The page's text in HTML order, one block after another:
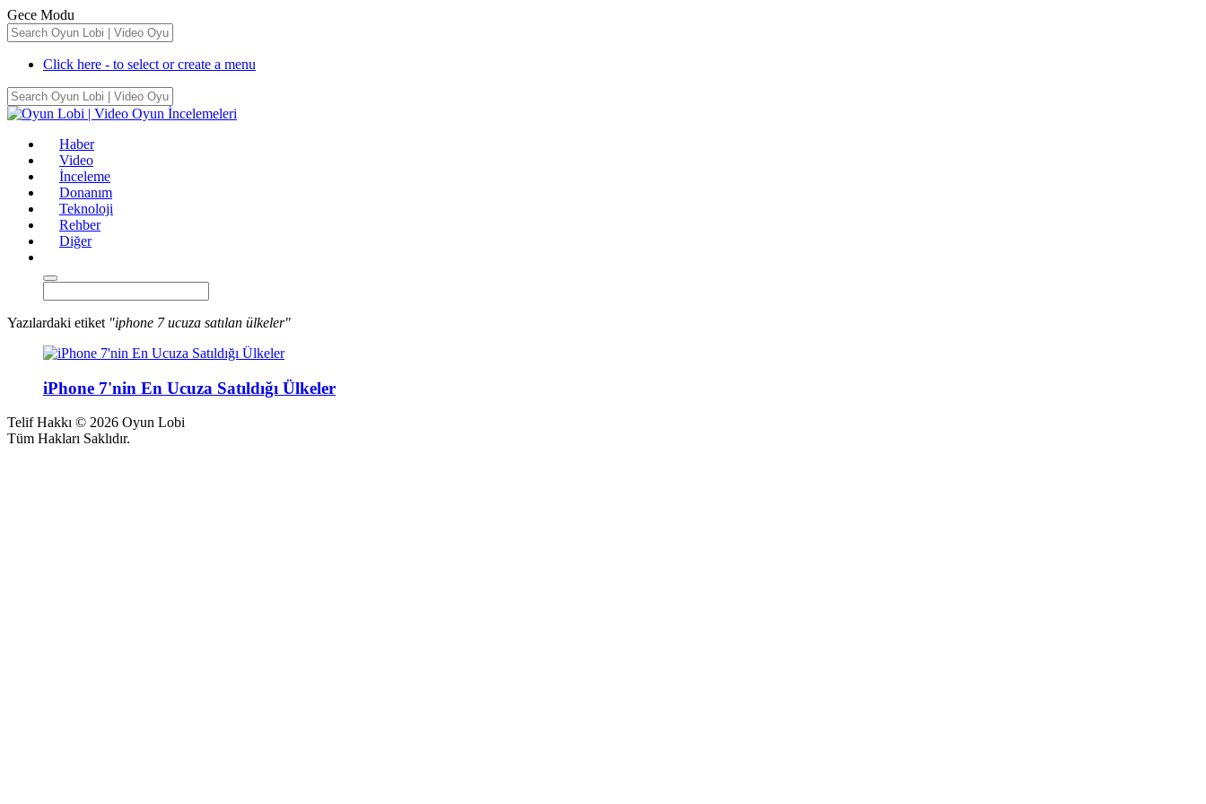
Gece Modu
Click here - to select or create a menu
Haber
Video
İnceleme
Donanım
Teknoloji
Rehber
Diğer
Yazılardaki etiket "iphone 7 ucuza satılan ülkeler"
iPhone 7'nin En Ucuza Satıldığı Ülkeler
Telif Hakkı © 2026 Oyun Lobi
Tüm Hakları Saklıdır.